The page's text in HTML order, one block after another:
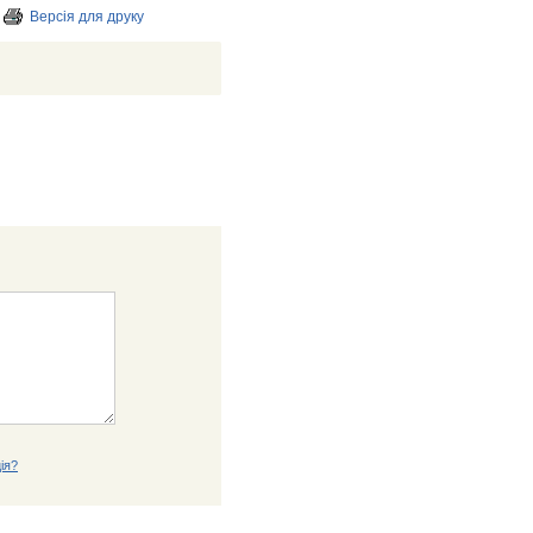
Версія для друку